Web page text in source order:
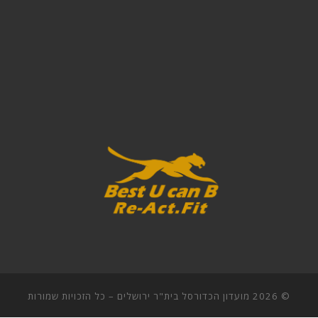
© 2026 מועדון הכדורסל בית"ר ירושלים – כל הזכויות שמורות